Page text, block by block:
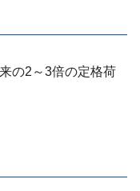
の2～3倍の定格荷